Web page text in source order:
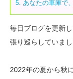
5. あなたの車庫で
毎日ブログを更新
張り巡らしていまし
2022年の夏から秋